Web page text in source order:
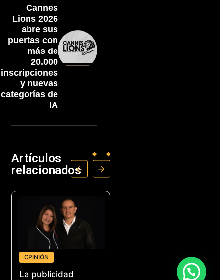
Cannes
Lions 2026
abre sus
puertas con
más de
20.000
inscripciones
y nuevas
categorías de
IA
Artículos
relacionados
OPINIÓN
La publicidad
Acoplásticos lanza